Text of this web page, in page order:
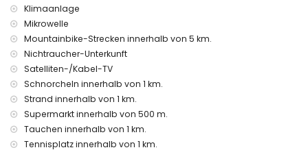
Klimaanlage
Mikrowelle
Mountainbike-Strecken innerhalb von 5 km.
Nichtraucher-Unterkunft
Satelliten-/Kabel-TV
Schnorcheln innerhalb von 1 km.
Strand innerhalb von 1 km.
Supermarkt innerhalb von 500 m.
Tauchen innerhalb von 1 km.
Tennisplatz innerhalb von 1 km.